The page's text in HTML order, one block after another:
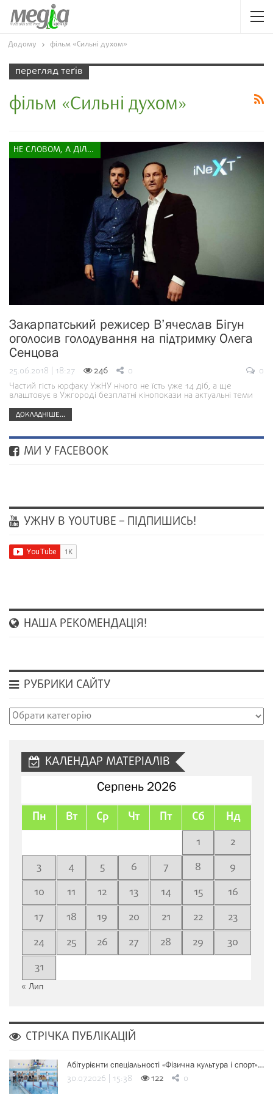
Додому фільм «Сильні духом»
перегляд теґів
фільм «Сильні духом»
НЕ СЛОВОМ, А ДІЛОМ
Закарпатський режисер В’ячеслав Бігун
оголосив голодування на підтримку Олега
Сенцова
25.06.2018 | 18:27 246 0
0
Частий гість юрфаку УжНУ нічого не їсть уже 14 діб, а ще
влаштовує в Ужгороді безплатні кінопокази на актуальні теми
ДОКЛАДНІШЕ...
МИ У FACEBOOK
УЖНУ В YOUTUBE – ПІДПИШИСЬ!
НАША РЕКОМЕНДАЦІЯ!
РУБРИКИ САЙТУ
Рубрики
КАЛЕНДАР МАТЕРІАЛІВ
Серпень 2026
Пн Вт Ср Чт Пт Сб Нд
1
2
3
4 5 6 7 8
9
10
11 12 13 14 15
16
17
18 19 20 21 22
23
24
25 26 27 28 29
30
31
« Лип
СТРІЧКА ПУБЛІКАЦІЙ
Абітурієнти спеціальності «Фізична культура і спорт»…
30.07.2026 | 15:38 122 0